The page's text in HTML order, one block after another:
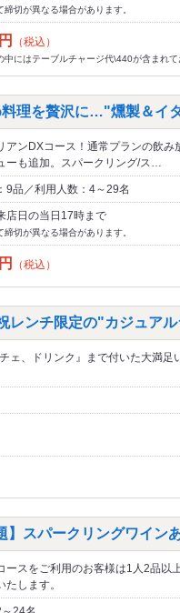
切が異なる場合があります。
円 （税込）
にはテーブルチャージ代\440が含まれて
料理を贅沢に…"燻製＆イ
アンDXコース！通常プランの飲み
ーも追加。スパークリング/ス…
9品／利用人数：4～29名
店日の当日17時まで
切が異なる場合があります。
円 （税込）
レンチ限定の"カジュア
ェ、ドリンク』まで付いた大満足
】スパークリングワイ
スをご利用のお客様は1人2品以
します。